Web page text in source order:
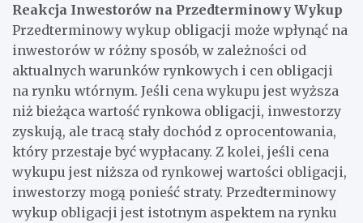
Reakcja Inwestorów na Przedterminowy Wykup
Przedterminowy wykup obligacji może wpłynąć na
inwestorów w różny sposób, w zależności od
aktualnych warunków rynkowych i cen obligacji
na rynku wtórnym. Jeśli cena wykupu jest wyższa
niż bieżąca wartość rynkowa obligacji, inwestorzy
zyskują, ale tracą stały dochód z oprocentowania,
który przestaje być wypłacany. Z kolei, jeśli cena
wykupu jest niższa od rynkowej wartości obligacji,
inwestorzy mogą ponieść straty. Przedterminowy
wykup obligacji jest istotnym aspektem na rynku